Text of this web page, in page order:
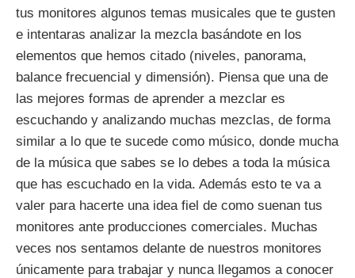
tus monitores algunos temas musicales que te gusten
e intentaras analizar la mezcla basándote en los
elementos que hemos citado (niveles, panorama,
balance frecuencial y dimensión). Piensa que una de
las mejores formas de aprender a mezclar es
escuchando y analizando muchas mezclas, de forma
similar a lo que te sucede como músico, donde mucha
de la música que sabes se lo debes a toda la música
que has escuchado en la vida. Además esto te va a
valer para hacerte una idea fiel de como suenan tus
monitores ante producciones comerciales. Muchas
veces nos sentamos delante de nuestros monitores
únicamente para trabajar y nunca llegamos a conocer